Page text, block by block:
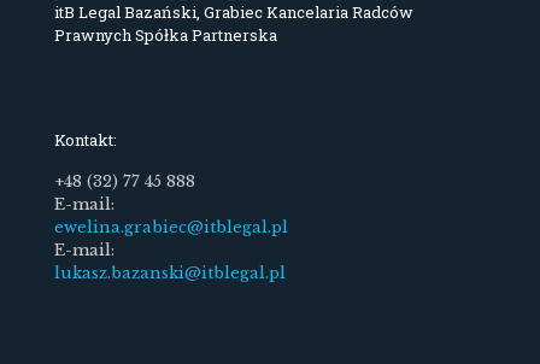
itB Legal Bazański, Grabiec Kancelaria Radców
Prawnych Spółka Partnerska
Kontakt:
+48 (32) 77 45 888
E-mail:
ewelina.grabiec@itblegal.pl
E-mail:
lukasz.bazanski@itblegal.pl